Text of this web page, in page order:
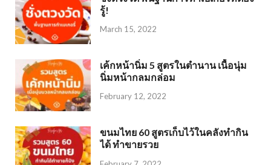
รู้!
March 15, 2022
เค้กหน้านิ่ม 5 สูตรในตำนาน เนื้อนุ่ม
นิ่มหน้ากลมกล่อม
February 12, 2022
ขนมไทย 60 สูตรเก็บไว้ในคลังทำกิน
ได้ ทำขายรวย